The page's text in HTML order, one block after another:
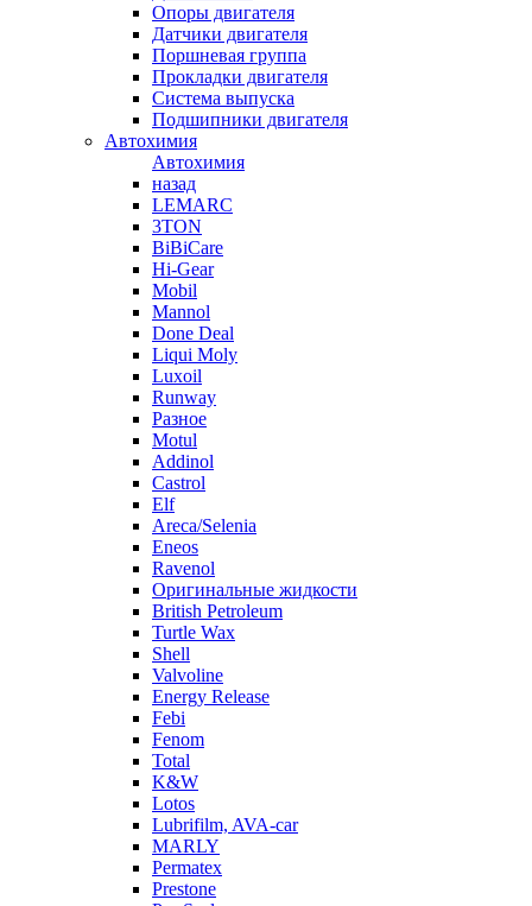
Опоры двигателя
Датчики двигателя
Поршневая группа
Прокладки двигателя
Система выпуска
Подшипники двигателя
Автохимия
Автохимия
назад
LEMARC
3TON
BiBiCare
Hi-Gear
Mobil
Mannol
Done Deal
Liqui Moly
Luxoil
Runway
Разное
Motul
Addinol
Castrol
Elf
Areca/Selenia
Eneos
Ravenol
Оригинальные жидкости
British Petroleum
Turtle Wax
Shell
Valvoline
Energy Release
Febi
Fenom
Total
K&W
Lotos
Lubrifilm, AVA-car
MARLY
Permatex
Prestone